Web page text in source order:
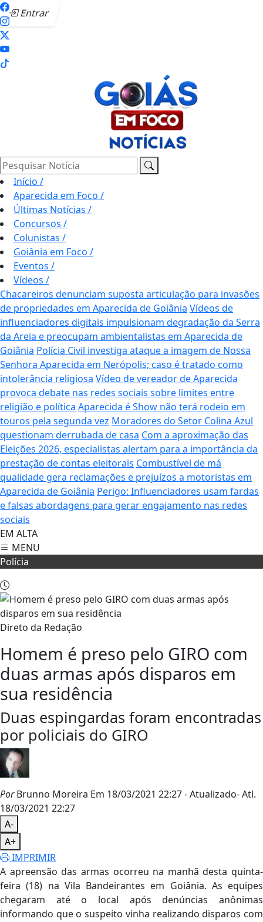
Entrar
Pesquisar Notícia
Início /
Aparecida em Foco /
Últimas Notícias /
Concursos /
Colunistas /
Goiânia em Foco /
Eventos /
Vídeos /
Chacareiros denunciam suposta articulação para invasões
de propriedades em Aparecida de Goiânia Vídeos de
influenciadores digitais impulsionam degradação da Serra
da Areia e preocupam ambientalistas em Aparecida de
Goiânia Polícia Civil investiga ataque a imagem de Nossa
Senhora Aparecida em Nerópolis; caso é tratado como
intolerância religiosa Vídeo de vereador de Aparecida
provoca debate nas redes sociais sobre limites entre
religião e política Aparecida é Show não terá rodeio em
touros pela segunda vez Moradores do Setor Colina Azul
questionam derrubada de casa Com a aproximação das
Eleições 2026, especialistas alertam para a importância da
prestação de contas eleitorais Combustível de má
qualidade gera reclamações e prejuízos a motoristas em
Aparecida de Goiânia Perigo: Influenciadores usam fardas
e falsas abordagens para gerar engajamento nas redes
sociais
EM ALTA
MENU
Polícia
Direto da Redação
Homem é preso pelo GIRO com
duas armas após disparos em
sua residência
Duas espingardas foram encontradas
por policiais do GIRO
PorBrunno Moreira Em 18/03/2021 22:27- Atualizado- Atl.
18/03/2021 22:27
A-
A+
IMPRIMIR
A apreensão das armas ocorreu na manhã desta quinta-
feira (18) na Vila Bandeirantes em Goiânia. As equipes
chegaram até o local após denúncias anônimas
informando que o suspeito vinha realizando disparos com